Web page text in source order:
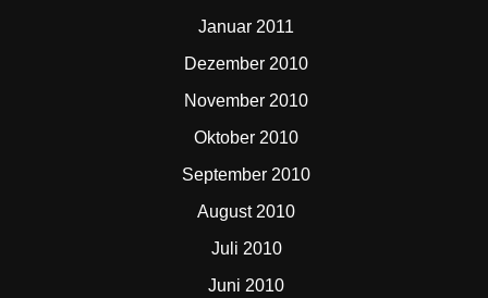
Januar 2011
Dezember 2010
November 2010
Oktober 2010
September 2010
August 2010
Juli 2010
Juni 2010